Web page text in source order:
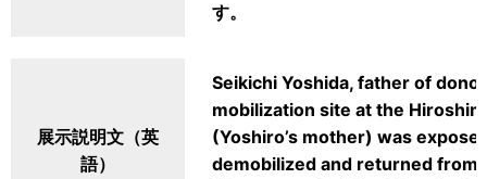
す。
展示説明文（英
語）
Seikichi Yoshida, father of
mobilization site at the
(Yoshiro’s mother) was
demobilized and returned from